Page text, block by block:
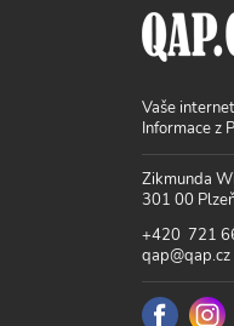
Vaše
Informace z
Zikmunda
301 00
+420 721
qap@qap.cz